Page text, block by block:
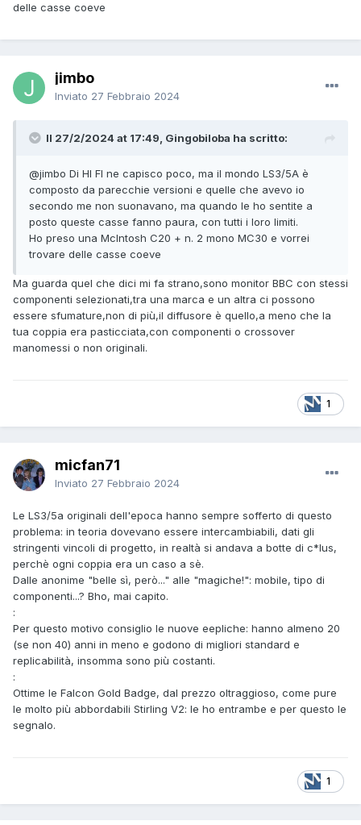
delle casse coeve
jimbo
Inviato 27 Febbraio 2024
Il 27/2/2024 at 17:49, Gingobiloba ha scritto:
@jimbo Di HI FI ne capisco poco, ma il mondo LS3/5A è
composto da parecchie versioni e quelle che avevo io
secondo me non suonavano, ma quando le ho sentite a
posto queste casse fanno paura, con tutti i loro limiti.
Ho preso una McIntosh C20 + n. 2 mono MC30 e vorrei
trovare delle casse coeve
Ma guarda quel che dici mi fa strano,sono monitor BBC con stessi
componenti selezionati,tra una marca e un altra ci possono
essere sfumature,non di più,il diffusore è quello,a meno che la
tua coppia era pasticciata,con componenti o crossover
manomessi o non originali.
1
micfan71
Inviato 27 Febbraio 2024
Le LS3/5a originali dell'epoca hanno sempre sofferto di questo
problema: in teoria dovevano essere intercambiabili, dati gli
stringenti vincoli di progetto, in realtà si andava a botte di c*lus,
perchè ogni coppia era un caso a sè.
Dalle anonime "belle sì, però..." alle "magiche!": mobile, tipo di
componenti...? Bho, mai capito.
:
Per questo motivo consiglio le nuove eepliche: hanno almeno 20
(se non 40) anni in meno e godono di migliori standard e
replicabilità, insomma sono più costanti.
:
Ottime le Falcon Gold Badge, dal prezzo oltraggioso, come pure
le molto più abbordabili Stirling V2: le ho entrambe e per questo le
segnalo.
1